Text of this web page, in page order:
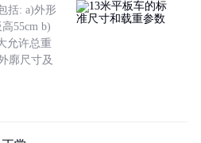
括: a)外形
55cm b)
允许总重
廓尺寸及